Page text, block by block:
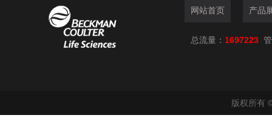
网站首页 产品
总流量： 1697223
版权所有